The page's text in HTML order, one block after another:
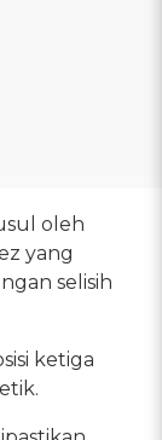
oleh
yang
selisih
ketiga